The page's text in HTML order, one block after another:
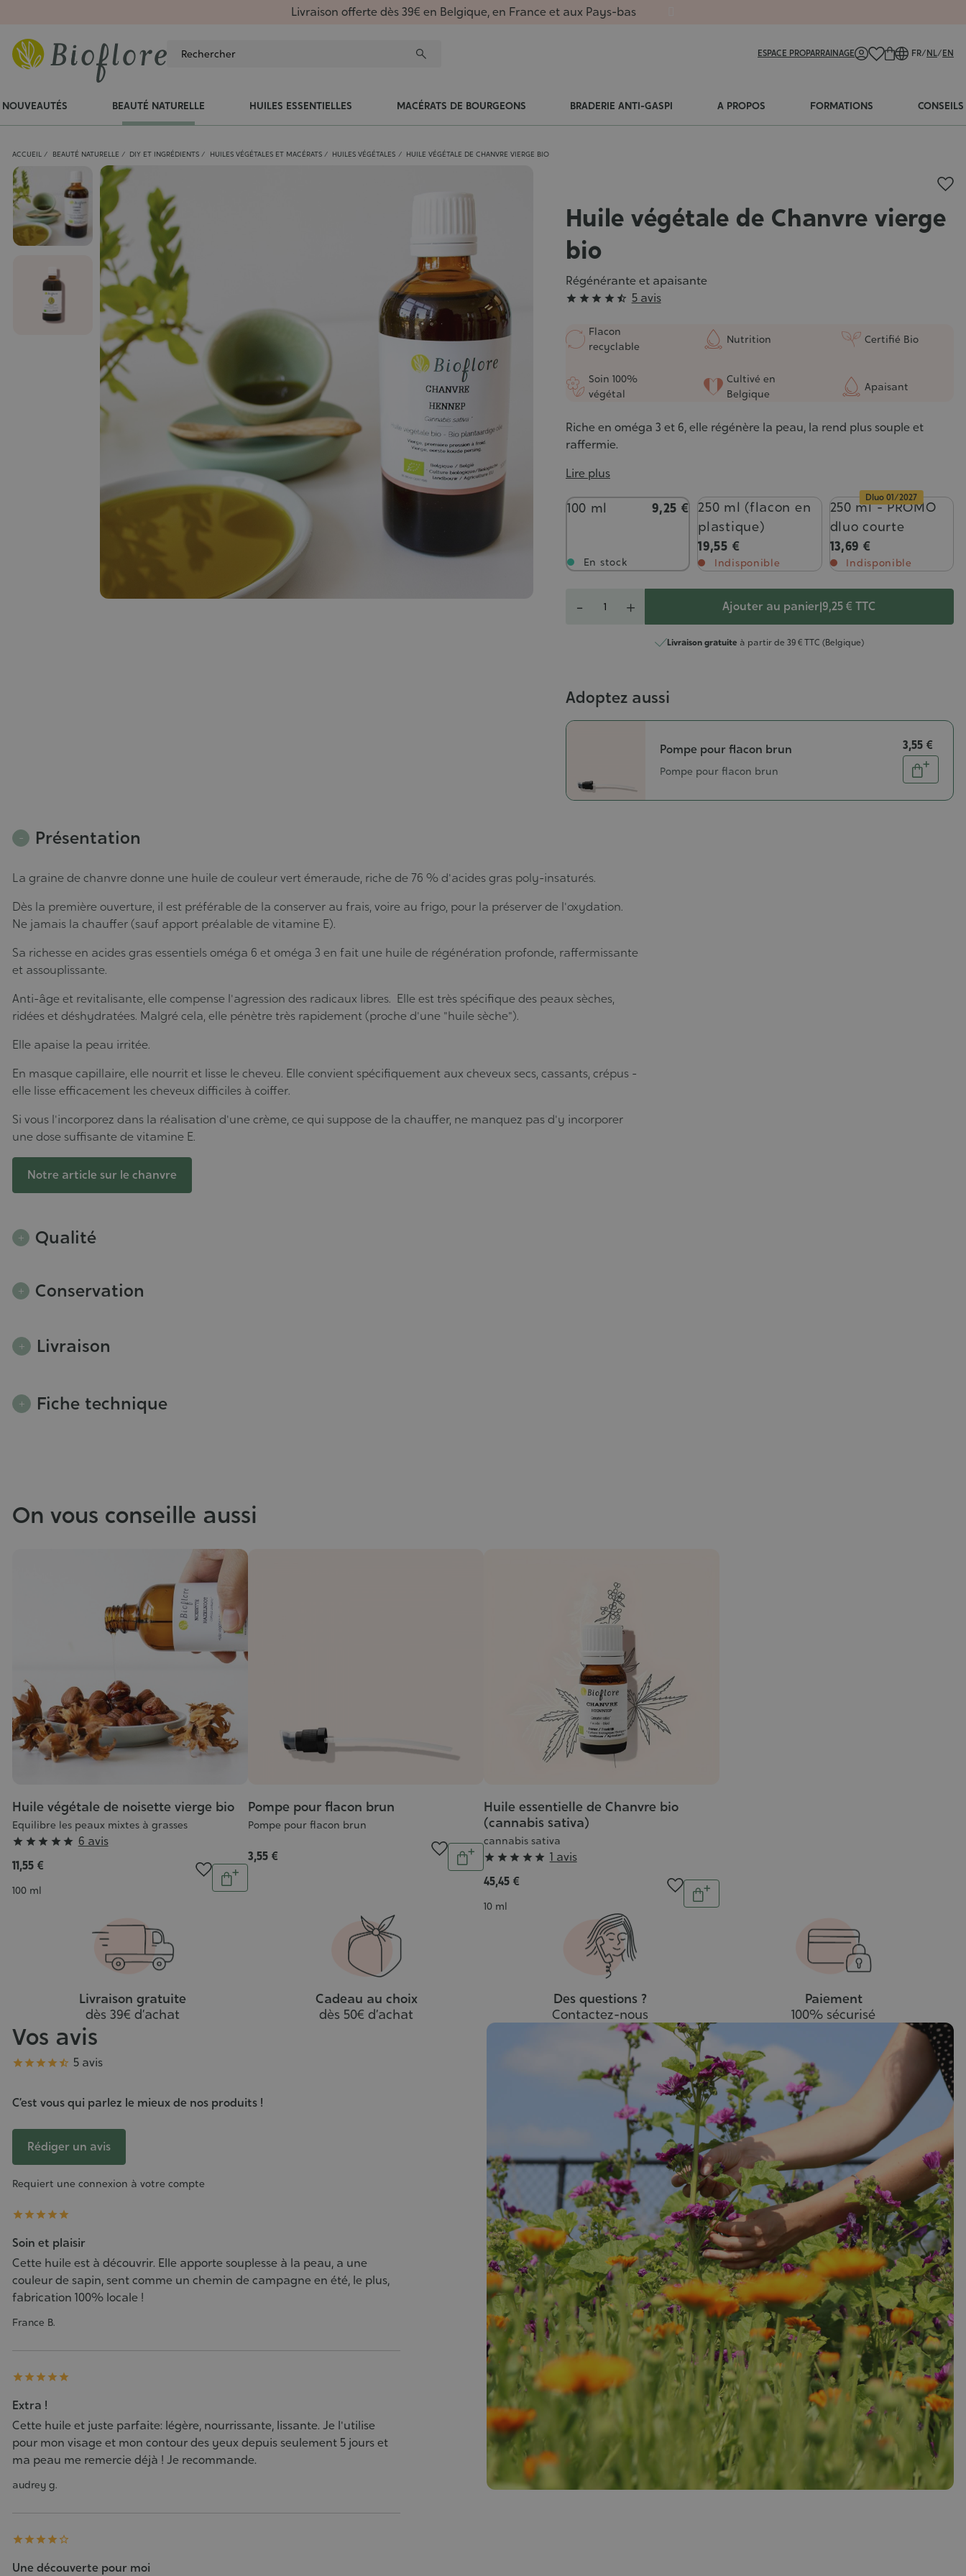
Livraison offerte dès 39€ en Belgique, en France et aux Pays-bas
ESPACE PROPARRAINAGE FR/NL/EN
NOUVEAUTÉS BEAUTÉ NATURELLE HUILES ESSENTIELLES MACÉRATS DE BOURGEONS BRADERIE ANTI-GASPI A PROPOS FORMATIONS CONSEILS
ACCUEIL BEAUTÉ NATURELLE DIY ET INGRÉDIENTS HUILES VÉGÉTALES ET MACÉRATS HUILES VÉGÉTALES HUILE VÉGÉTALE DE CHANVRE VIERGE BIO
Huile végétale de Chanvre vierge
bio
Régénérante et apaisante
Grade
4/5
     5 avis
Flacon
recyclable
Nutrition Certifié Bio
Soin 100%
végétal
Cultivé en
Belgique
Apaisant
Riche en oméga 3 et 6, elle régénère la peau, la rend plus souple et
raffermie.
Lire plus
Contenance
100 ml 9,25 €
En stock
250 ml (flacon en
plastique)
19,55 €
Indisponible
Dluo 01/2027
250 ml - PROMO
dluo courte
13,69 €
Indisponible
- + Ajouter au panier|9,25 € TTC
Livraison gratuite à partir de 39 € TTC (Belgique)
Adoptez aussi
Pompe pour flacon brun
Pompe pour flacon brun
3,55 €
Quantité
Ajouter
Présentation
La graine de chanvre donne une huile de couleur vert émeraude, riche de 76 % d'acides gras poly-insaturés.
Dès la première ouverture, il est préférable de la conserver au frais, voire au frigo, pour la préserver de l'oxydation.
Ne jamais la chauffer (sauf apport préalable de vitamine E).
Sa richesse en acides gras essentiels oméga 6 et oméga 3 en fait une huile de régénération profonde, raffermissante
et assouplissante.
Anti-âge et revitalisante, elle compense l'agression des radicaux libres. Elle est très spécifique des peaux sèches,
ridées et déshydratées. Malgré cela, elle pénètre très rapidement (proche d'une "huile sèche").
Elle apaise la peau irritée.
En masque capillaire, elle nourrit et lisse le cheveu. Elle convient spécifiquement aux cheveux secs, cassants, crépus -
elle lisse efficacement les cheveux difficiles à coiffer.
Si vous l'incorporez dans la réalisation d'une crème, ce qui suppose de la chauffer, ne manquez pas d'y incorporer
une dose suffisante de vitamine E.
Notre article sur le chanvre
Qualité
Conservation
Livraison
Fiche technique
On vous conseille aussi
Huile végétale de noisette vierge bio
Equilibre les peaux mixtes à grasses
Grade
:
5/5
     6 avis
11,55 €
Contenance
100 ml
Quantité
Ajouter
Pompe pour flacon brun
Pompe pour flacon brun
3,55 € Quantité
Ajouter
Huile essentielle de Chanvre bio
(cannabis sativa)
cannabis sativa
Grade
:
5/5
     1 avis
45,45 €
Contenance
10 ml
Quantité
Ajouter
Livraison gratuite
dès 39€ d’achat
Cadeau au choix
dès 50€ d’achat
Des questions ?
Contactez-nous
Paiement
100% sécurisé
Vos avis
Note
     5 avis
C’est vous qui parlez le mieux de nos produits !
Rédiger un avis
Requiert une connexion à votre compte
    
Soin et plaisir
Cette huile est à découvrir. Elle apporte souplesse à la peau, a une
couleur de sapin, sent comme un chemin de campagne en été, le plus,
fabrication 100% locale !
France B.
    
Extra !
Cette huile et juste parfaite: légère, nourrissante, lissante. Je l'utilise
pour mon visage et mon contour des yeux depuis seulement 5 jours et
ma peau me remercie déjà ! Je recommande.
audrey g.
    
Une découverte pour moi